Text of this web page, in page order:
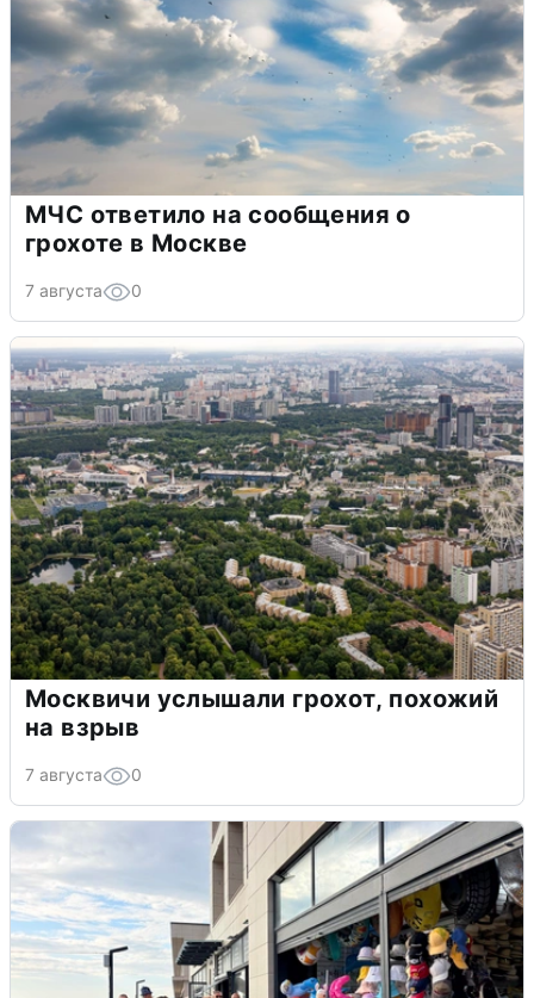
МЧС ответило на сообщения о
грохоте в Москве
7 августа 0
Москвичи услышали грохот, похожий
на взрыв
7 августа 0